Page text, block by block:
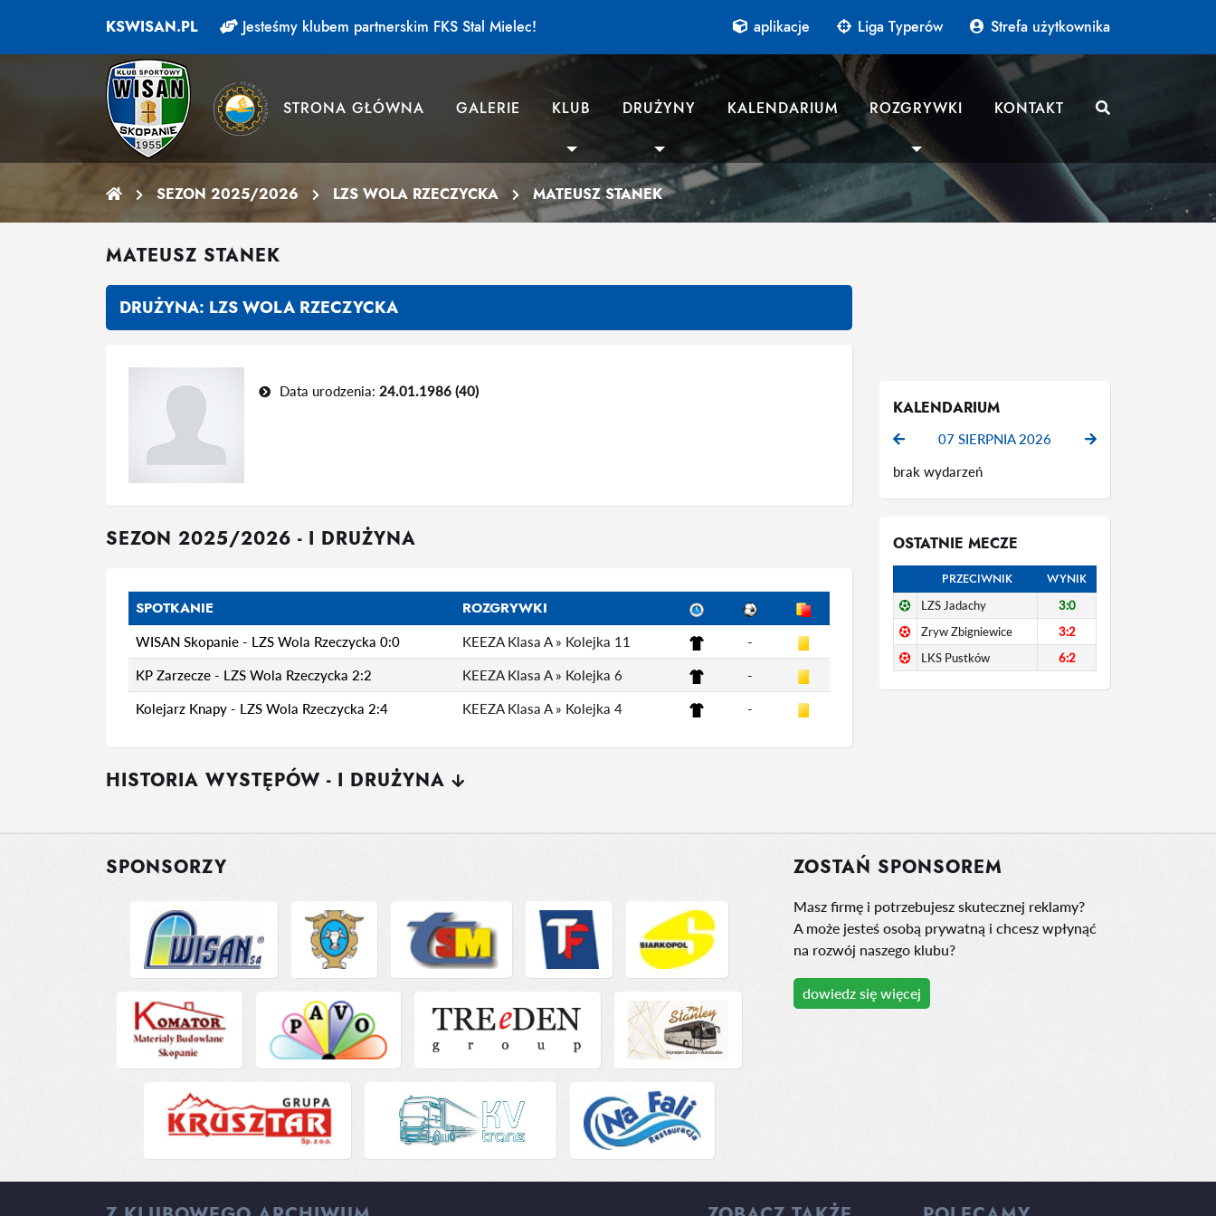
KSWISAN.PL Jesteśmy klubem partnerskim FKS Stal Mielec! aplikacje Liga Typerów Strefa użytkownika
STRONA GŁÓWNA GALERIE KLUB DRUŻYNY KALENDARIUM ROZGRYWKI KONTAKT
SEZON 2025/2026 LZS WOLA RZECZYCKA MATEUSZ STANEK
MATEUSZ STANEK
DRUŻYNA: LZS WOLA RZECZYCKA
Data urodzenia: 24.01.1986 (40)
SEZON 2025/2026 - I DRUŻYNA
SPOTKANIE ROZGRYWKI
WISAN Skopanie - LZS Wola Rzeczycka 0:0 KEEZA Klasa A » Kolejka 11 -
KP Zarzecze - LZS Wola Rzeczycka 2:2 KEEZA Klasa A » Kolejka 6 -
Kolejarz Knapy - LZS Wola Rzeczycka 2:4 KEEZA Klasa A » Kolejka 4 -
HISTORIA WYSTĘPÓW - I DRUŻYNA
KALENDARIUM
07 SIERPNIA 2026
brak wydarzeń
OSTATNIE MECZE
PRZECIWNIK WYNIK
LZS Jadachy
3:0
Zryw Zbigniewice
3:2
LKS Pustków
6:2
SPONSORZY ZOSTAŃ SPONSOREM
Masz firmę i potrzebujesz skutecznej reklamy?
A może jesteś osobą prywatną i chcesz wpłynąć
na rozwój naszego klubu?
dowiedz się więcej